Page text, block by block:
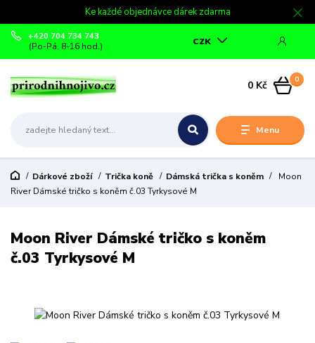
Ke každé objednávce dárek zdarma
Menu
CZK
+420 704 734 743
(Po-Pá, 8-16 hod.)
0
0 Kč
Dárkové zboží Trička koně Dámská trička s koněm
Moon
River Dámské tričko s koněm č.03 Tyrkysové M
Moon River Dámské tričko s koněm
č.03 Tyrkysové M